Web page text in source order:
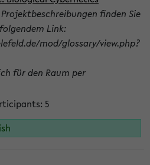
finden Sie
Link:
mod/glossary/view.php?
für den Raum per
5